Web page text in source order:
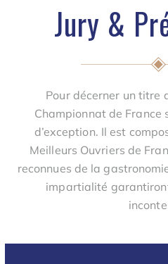
Jury &
Pour décerner un titre
Championnat de France
d’exception. Il est
Meilleurs Ouvriers de
reconnues de la
impartialité